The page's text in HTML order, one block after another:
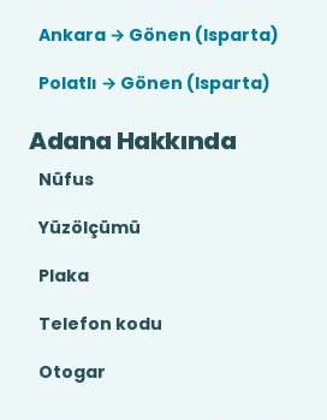
Ankara → Gönen (Isparta)
Polatlı → Gönen (Isparta)
Adana Hakkında
Nüfus
Yüzölçümü
Plaka
Telefon kodu
Otogar